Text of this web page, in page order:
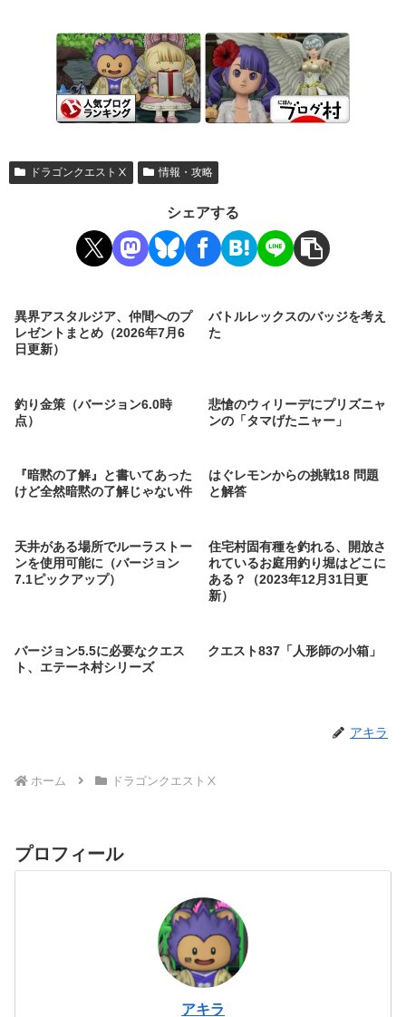
ドラゴンクエストⅩ 情報・攻略
シェアする
異界アスタルジア、仲間へのプ
レゼントまとめ（2026年7月6
日更新）
バトルレックスのバッジを考え
た
釣り金策（バージョン6.0時
点）
悲愴のウィリーデにプリズニャ
ンの「タマげたニャー」
『暗黙の了解』と書いてあった
けど全然暗黙の了解じゃない件
はぐレモンからの挑戦18 問題
と解答
天井がある場所でルーラストー
ンを使用可能に（バージョン
7.1ピックアップ）
住宅村固有種を釣れる、開放さ
れているお庭用釣り堀はどこに
ある？（2023年12月31日更
新）
バージョン5.5に必要なクエス
ト、エテーネ村シリーズ
クエスト837「人形師の小箱」
アキラ
ホーム ドラゴンクエストⅩ
プロフィール
アキラ